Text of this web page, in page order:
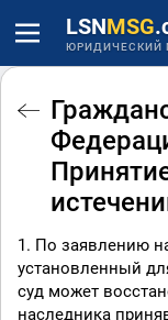
LSNMSG
ЮРИДИЧЕСКИЙ
1. По заявлению
установленный
суд может
наследника